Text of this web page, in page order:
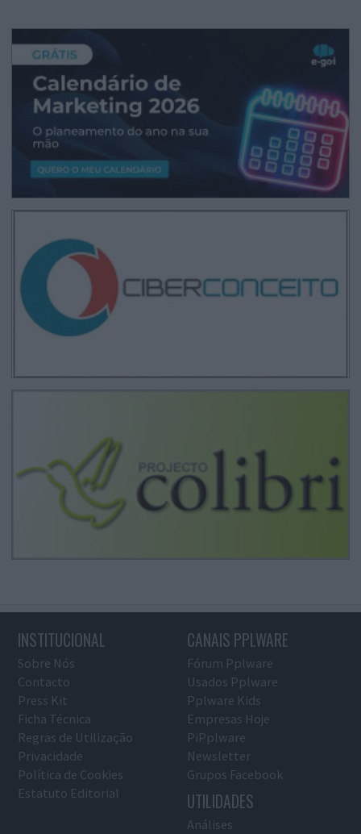
INSTITUCIONAL
Sobre Nós
Contacto
Press Kit
Ficha Técnica
Regras de Utilização
Privacidade
Política de Cookies
Estatuto Editorial
CANAIS PPLWARE
Fórum Pplware
Usados Pplware
Pplware Kids
Empresas Hoje
PiPplware
Newsletter
Grupos Facebook
UTILIDADES
Análises